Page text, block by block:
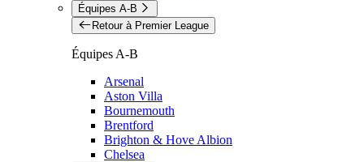
Équipes A-B
Retour à Premier League
Équipes A-B
Arsenal
Aston Villa
Bournemouth
Brentford
Brighton & Hove Albion
Chelsea